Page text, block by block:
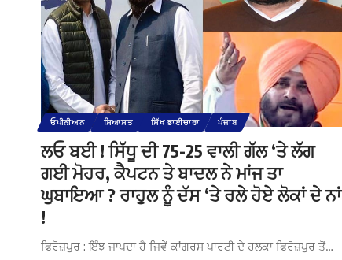
ਓਪੀਨੀਅਨ ਸਿਆਸਤ ਸਿੱਖ ਭਾਈਚਾਰਾ ਪੰਜਾਬ
ਲਓ ਬਈ ! ਸਿੱਧੂ ਦੀ 75-25 ਵਾਲੀ ਗੱਲ ‘ਤੇ ਲੱਗ
ਗਈ ਮੋਹਰ, ਕੈਪਟਨ ਤੇ ਬਾਦਲ ਨੇ ਮਾਂਜ ਤਾ
ਘੁਬਾਇਆ ? ਰਾਹੁਲ ਨੂੰ ਦੱਸ ‘ਤੇ ਰਲੇ ਹੋਏ ਲੋਕਾਂ ਦੇ ਨਾਂ
!
ਫਿਰੋਜ਼ਪੁਰ : ਇੰਝ ਜਾਪਦਾ ਹੈ ਜਿਵੇਂ ਕਾਂਗਰਸ ਪਾਰਟੀ ਦੇ ਹਲਕਾ ਫਿਰੋਜ਼ਪੁਰ ਤੋਂ…